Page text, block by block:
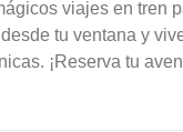
viajes en tren
tu ventana y
¡Reserva tu